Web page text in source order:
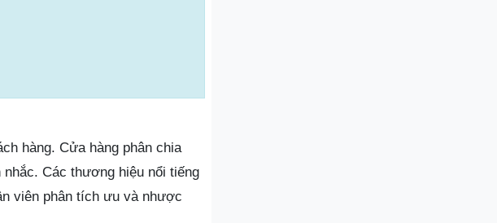
hàng. Cửa hàng phân chia
Các thương hiệu nổi tiếng
viên phân tích ưu và nhược